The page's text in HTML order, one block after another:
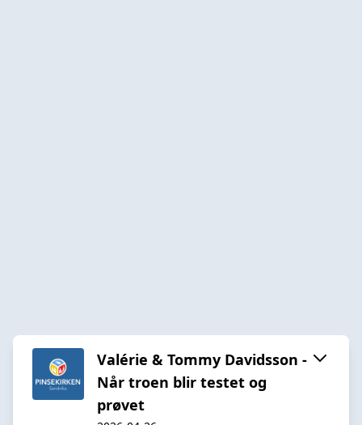
Valérie & Tommy Davidsson -
Når troen blir testet og
prøvet